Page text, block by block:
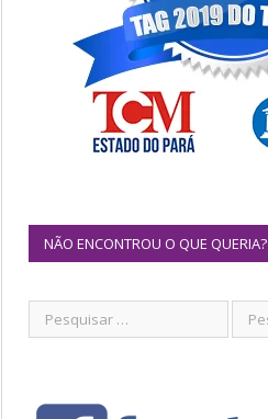
NÃO ENCONTROU O QUE QUERIA?